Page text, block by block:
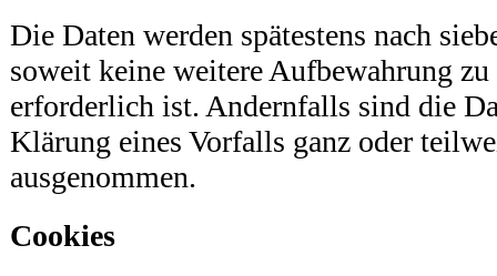
Die Daten werden spätestens nach
soweit keine weitere Aufbewahrung
erforderlich ist. Andernfalls sind die
Klärung eines Vorfalls ganz oder
ausgenommen.
Cookies